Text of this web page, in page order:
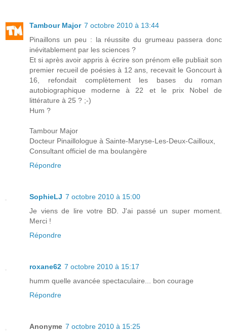
Tambour Major 7 octobre 2010 à 13:44
Pinaillons un peu : la réussite du grumeau passera donc
inévitablement par les sciences ?
Et si après avoir appris à écrire son prénom elle publiait son
premier recueil de poésies à 12 ans, recevait le Goncourt à
16, refondait complètement les bases du roman
autobiographique moderne à 22 et le prix Nobel de
littérature à 25 ? ;-)
Hum ?
Tambour Major
Docteur Pinaillologue à Sainte-Maryse-Les-Deux-Cailloux,
Consultant officiel de ma boulangère
Répondre
SophieLJ 7 octobre 2010 à 15:00
Je viens de lire votre BD. J'ai passé un super moment.
Merci !
Répondre
roxane62 7 octobre 2010 à 15:17
humm quelle avancée spectaculaire... bon courage
Répondre
Anonyme 7 octobre 2010 à 15:25